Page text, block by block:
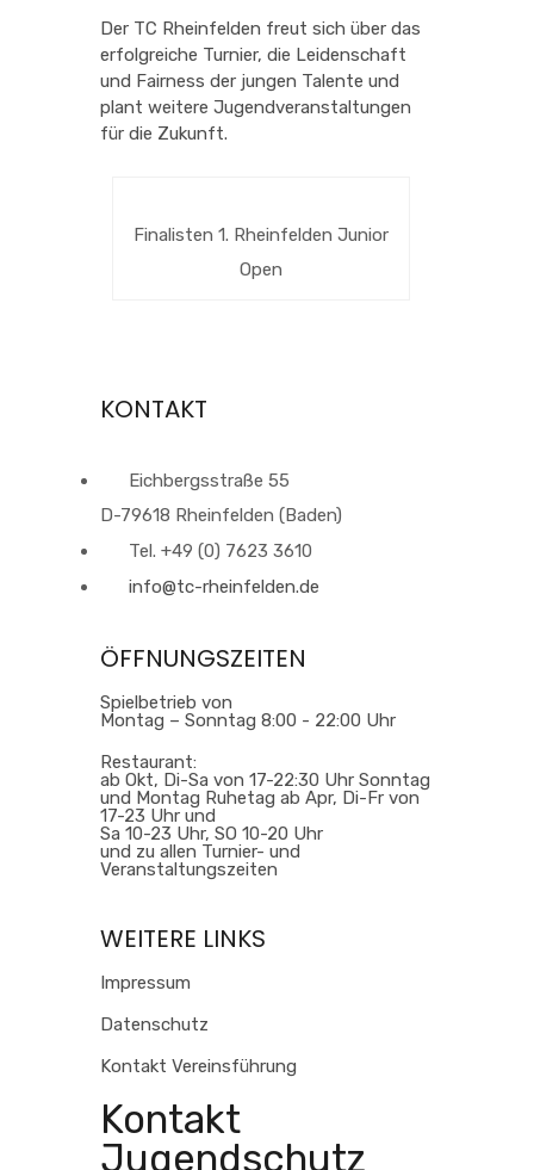
Der TC Rheinfelden freut sich über das
erfolgreiche Turnier, die Leidenschaft
und Fairness der jungen Talente und
plant weitere Jugendveranstaltungen
für die Zukunft.
Finalisten 1. Rheinfelden Junior
Open
KONTAKT
Eichbergsstraße 55
D-79618 Rheinfelden (Baden)
Tel. +49 (0) 7623 3610
info@tc-rheinfelden.de
ÖFFNUNGSZEITEN
Spielbetrieb von
Montag – Sonntag 8:00 - 22:00 Uhr
Restaurant:
ab Okt, Di-Sa von 17-22:30 Uhr Sonntag
und Montag Ruhetag ab Apr, Di-Fr von
17-23 Uhr und
Sa 10-23 Uhr, SO 10-20 Uhr
und zu allen Turnier- und
Veranstaltungszeiten
WEITERE LINKS
Impressum
Datenschutz
Kontakt Vereinsführung
Kontakt
Jugendschutz